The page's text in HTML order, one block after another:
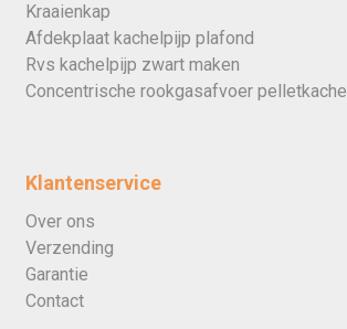
Kraaienkap
Afdekplaat kachelpijp plafond
Rvs kachelpijp zwart maken
Concentrische rookgasafvoer pelletkachel
Klantenservice
Over ons
Verzending
Garantie
Contact